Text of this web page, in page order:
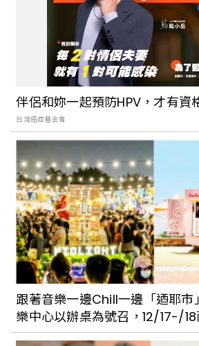
2023澎湖花火節住宿
摩洛哥風格別墅讓人
就愛小琉球的溫暖人
主理人Rene：「在小
你的家人。」
伴侶和妳一起預防HPV，才有資
台灣癌症基金會
跟著音樂一邊Chill一邊「迺耶市
樂中心以辦桌為號召，12/17-/
誕市集